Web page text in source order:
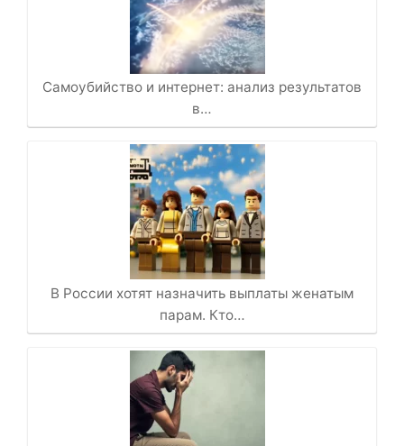
Самоубийство и интернет: анализ результатов
в…
В России хотят назначить выплаты женатым
парам. Кто…